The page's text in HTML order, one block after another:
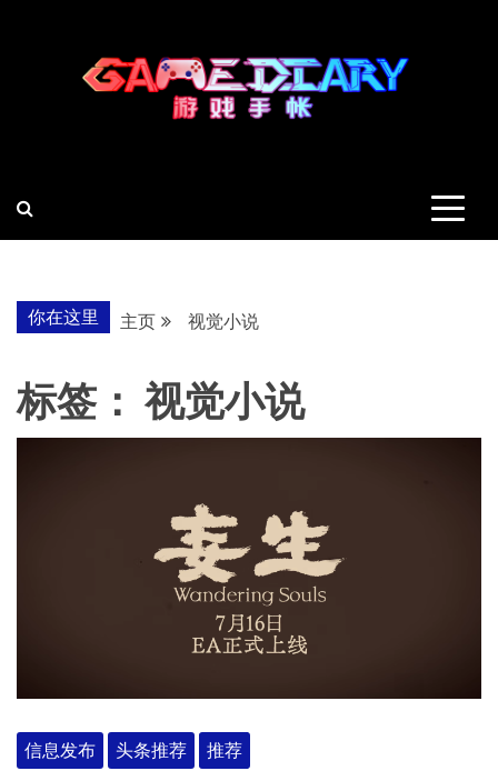
你在这里 主页 视觉小说
标签： 视觉小说
信息发布 头条推荐 推荐